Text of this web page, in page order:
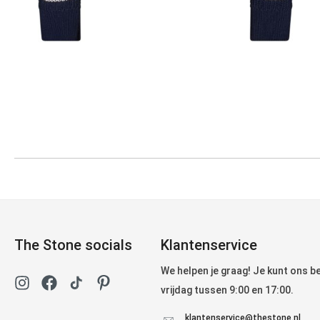
The Stone socials Klantenservice
We helpen je graag! Je kunt ons
vrijdag tussen 9:00 en 17:00.
klantenservice@thestone.nl